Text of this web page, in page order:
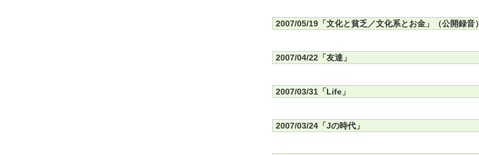
2007/05/19「文化と貧乏／文化系とお金」（公開録音）
2007/04/22「友達」
2007/03/31「Life」
2007/03/24「Jの時代」